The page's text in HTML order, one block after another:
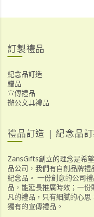
訂製禮品
紀念品訂造
贈品
宣傳禮品
辦公文具禮品
禮品訂造 | 紀念品
ZansGifts創立的理念是希
品公司，我們有自創品牌
紀念品。 一份創意的公司
品，能延長推廣時效；一
凡的禮品，只有細膩的心思
獨有的宣傳禮品。